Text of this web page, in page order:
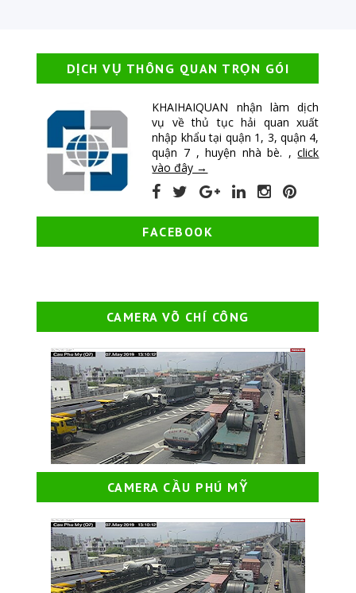
DỊCH VỤ THÔNG QUAN TRỌN GÓI
KHAIHAIQUAN nhận làm dịch
vụ về thủ tục hải quan xuất
nhập khẩu tại quận 1, 3, quận 4,
quận 7 , huyện nhà bè. ,click
vào đây →
FACEBOOK
CAMERA VÕ CHÍ CÔNG
CAMERA CẦU PHÚ MỸ